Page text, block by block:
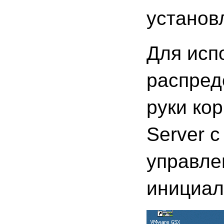
Для
руки
Server